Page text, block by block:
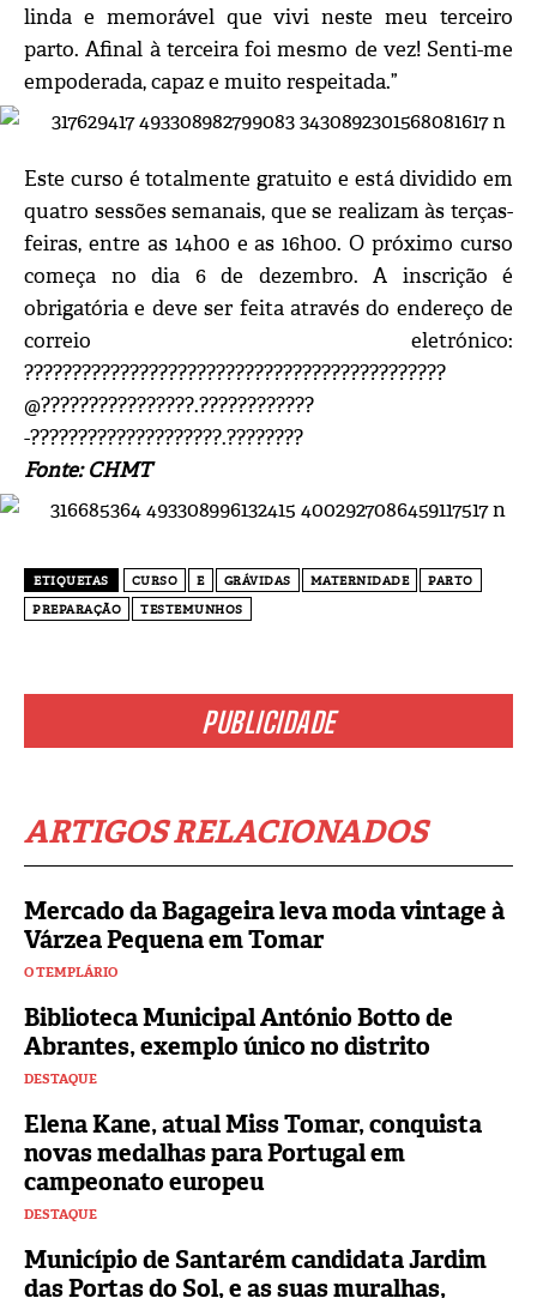
PUBLICIDADE
ARTIGOS RELACIONADOS
Mercado da Bagageira leva moda vintage à
Várzea Pequena em Tomar
O TEMPLÁRIO
Biblioteca Municipal António Botto de
Abrantes, exemplo único no distrito
DESTAQUE
Elena Kane, atual Miss Tomar, conquista
novas medalhas para Portugal em
campeonato europeu
DESTAQUE
Município de Santarém candidata Jardim
das Portas do Sol, e as suas muralhas,
linda e memorável que vivi neste meu terceiro
parto. Afinal à terceira foi mesmo de vez! Senti-me
empoderada, capaz e muito respeitada.”
Este curso é totalmente gratuito e está dividido em
quatro sessões semanais, que se realizam às terças-
feiras, entre as 14h00 e as 16h00. O próximo curso
começa no dia 6 de dezembro. A inscrição é
obrigatória e deve ser feita através do endereço de
correio eletrónico:
????????????????????????????????????????????
@????????????????.????????????
-????????????????????.????????
Fonte: CHMT
ETIQUETAS CURSO E GRÁVIDAS MATERNIDADE
PARTO
PREPARAÇÃO
TESTEMUNHOS